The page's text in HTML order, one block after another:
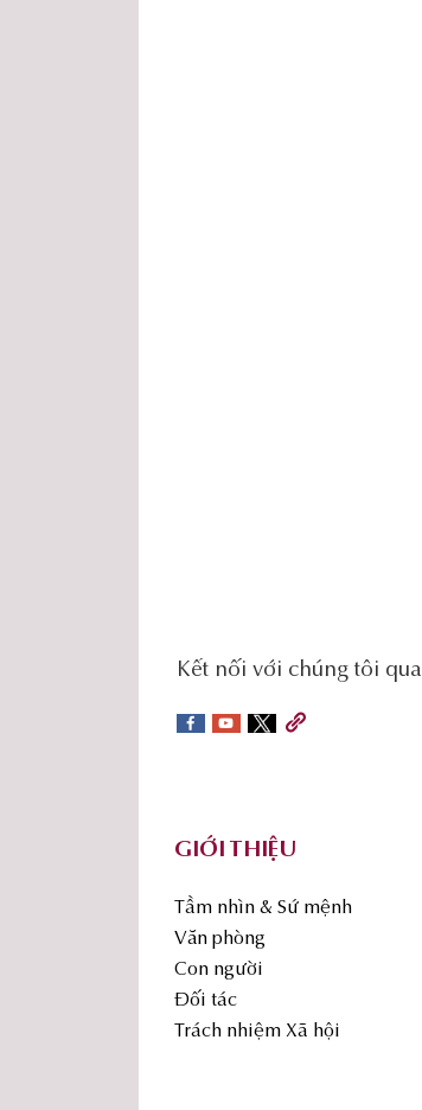
social-
sidebar
Kết nối với chúng tôi qua
GIỚI THIỆU
Tầm nhìn & Sứ mệnh
Văn phòng
Con người
Đối tác
Trách nhiệm Xã hội